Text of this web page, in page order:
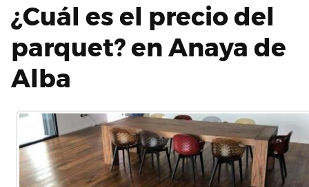
¿Cuál es el precio del
parquet? en Anaya de
Alba